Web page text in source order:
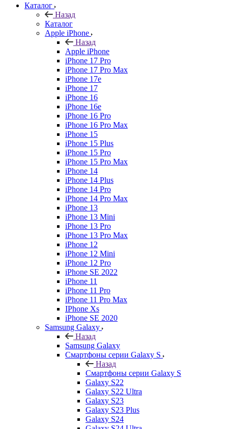
Каталог
Назад
Каталог
Apple iPhone
Назад
Apple iPhone
iPhone 17 Pro
iPhone 17 Pro Max
iPhone 17e
iPhone 17
iPhone 16
iPhone 16e
iPhone 16 Pro
iPhone 16 Pro Max
iPhone 15
iPhone 15 Plus
iPhone 15 Pro
iPhone 15 Pro Max
iPhone 14
iPhone 14 Plus
iPhone 14 Pro
iPhone 14 Pro Max
iPhone 13
iPhone 13 Mini
iPhone 13 Pro
iPhone 13 Pro Max
iPhone 12
iPhone 12 Mini
iPhone 12 Pro
iPhone SE 2022
iPhone 11
iPhone 11 Pro
iPhone 11 Pro Max
IPhone Xs
iPhone SE 2020
Samsung Galaxy
Назад
Samsung Galaxy
Смартфоны серии Galaxy S
Назад
Смартфоны серии Galaxy S
Galaxy S22
Galaxy S22 Ultra
Galaxy S23
Galaxy S23 Plus
Galaxy S24